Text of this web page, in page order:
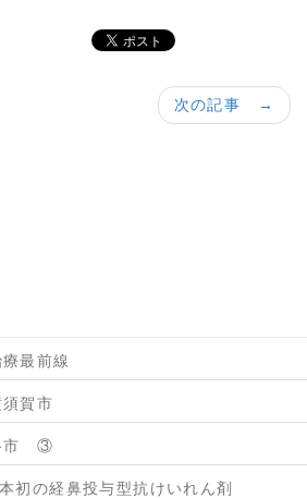
次の記事 →
最前線
賀市
市 ③
の経鼻投与型抗けいれん剤